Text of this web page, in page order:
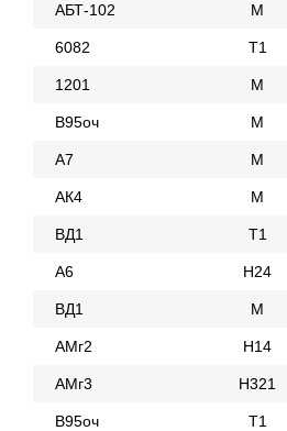
АБТ-102 М
6082 Т1
1201 М
В95оч М
А7 М
АК4 М
ВД1 Т1
А6 Н24
ВД1 М
АМг2 Н14
АМг3 Н321
В95оч Т1